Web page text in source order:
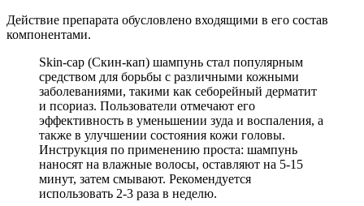
Действие препарата обусловлено входящими в его состав
компонентами.
Skin-cap (Скин-кап) шампунь стал популярным
средством для борьбы с различными кожными
заболеваниями, такими как себорейный дерматит
и псориаз. Пользователи отмечают его
эффективность в уменьшении зуда и воспаления, а
также в улучшении состояния кожи головы.
Инструкция по применению проста: шампунь
наносят на влажные волосы, оставляют на 5-15
минут, затем смывают. Рекомендуется
использовать 2-3 раза в неделю.